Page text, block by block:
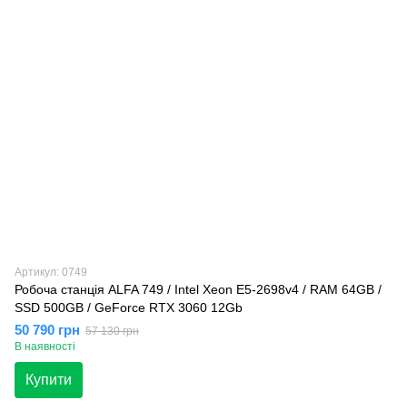
Артикул: 0749
Робоча станція ALFA 749 / Intel Xeon E5-2698v4 / RAM 64GB /
SSD 500GB / GeForce RTX 3060 12Gb
50 790 грн 57 130 грн
В наявності
Купити